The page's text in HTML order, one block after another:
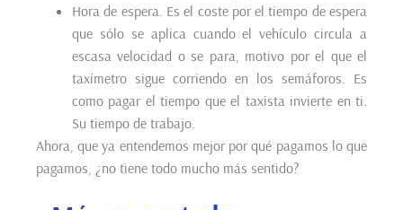
Hora de espera. Es el coste por el tiempo de espera
que sólo se aplica cuando el vehículo circula a
escasa velocidad o se para, motivo por el que el
taxímetro sigue corriendo en los semáforos. Es
como pagar el tiempo que el taxista invierte en ti.
Su tiempo de trabajo.
Ahora, que ya entendemos mejor por qué pagamos lo que
pagamos, ¿no tiene todo mucho más sentido?